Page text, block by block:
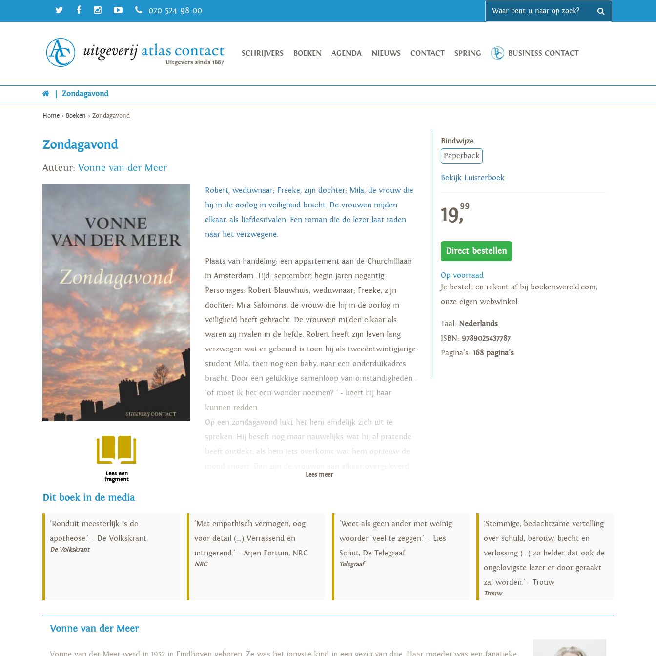
020 524 98 00
SCHRIJVERS BOEKEN AGENDA NIEUWS CONTACT SPRING BUSINESS CONTACT
Zondagavond
Home > Boeken > Zondagavond
Zondagavond
Auteur: Vonne van der Meer
Lees een
fragment
Robert, weduwnaar; Freeke, zijn dochter; Mila, de vrouw die
hij in de oorlog in veiligheid bracht. De vrouwen mijden
elkaar, als liefdesrivalen. Een roman die de lezer laat raden
naar het verzwegene.
Plaats van handeling: een appartement aan de Churchilllaan
in Amsterdam. Tijd: september, begin jaren negentig.
Personages: Robert Blauwhuis, weduwnaar; Freeke, zijn
dochter; Mila Salomons, de vrouw die hij in de oorlog in
veiligheid heeft gebracht. De vrouwen mijden elkaar als
waren zij rivalen in de liefde. Robert heeft zijn leven lang
verzwegen wat er gebeurd is toen hij als tweeëntwintigjarige
student Mila, toen nog een baby, naar een onderduikadres
bracht. Door een gelukkige samenloop van omstandigheden -
'of moet ik het een wonder noemen? ' - heeft hij haar
kunnen redden.
Op een zondagavond lukt het hem eindelijk zich uit te
spreken. Hij beseft nog maar nauwelijks wat hij al pratende
heeft ontdekt, als hem iets overkomt wat hem opnieuw de
Lees meer
Bindwijze
Paperback
Bekijk Luisterboek
19,99
Direct bestellen
Op voorraad
Je bestelt en rekent af bij boekenwereld.com,
onze eigen webwinkel.
Taal: Nederlands
ISBN: 9789025437787
Pagina's: 168 pagina's
Dit boek in de media
’Ronduit meesterlijk is de
apotheose.' – De Volkskrant
De Volkskrant
'Met empathisch vermogen, oog
voor detail (…) Verrassend en
intrigerend.' – Arjen Fortuin, NRC
NRC
'Weet als geen ander met weinig
woorden veel te zeggen.' – Lies
Schut, De Telegraaf
Telegraaf
‘Stemmige, bedachtzame vertelling
over schuld, berouw, biecht en
verlossing (…) zo helder dat ook de
ongelovigste lezer er door geraakt
zal worden.' - Trouw
Trouw
Vonne van der Meer